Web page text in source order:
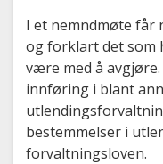
I et nemndmøte får
og forklart det som
være med å
innføring i blant
bestemmelser i
forvaltningsloven.